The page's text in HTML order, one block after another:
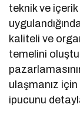
teknik ve
kaliteli ve
temelini
ulaşmanız
ipucunu